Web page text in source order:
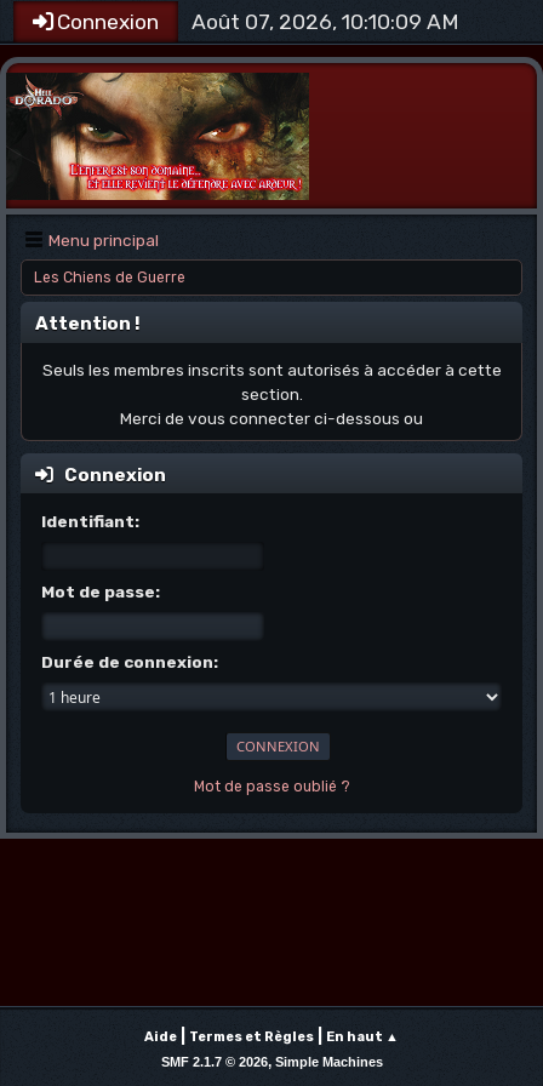
Connexion Août 07, 2026, 10:10:09 AM
Menu principal
Les Chiens de Guerre
Attention !
Seuls les membres inscrits sont autorisés à accéder à cette
section.
Merci de vous connecter ci-dessous ou
Connexion
Identifiant:
Mot de passe:
Durée de connexion:
Mot de passe oublié ?
Aide Termes et Règles En haut ▲
SMF 2.1.7 © 2026, Simple Machines